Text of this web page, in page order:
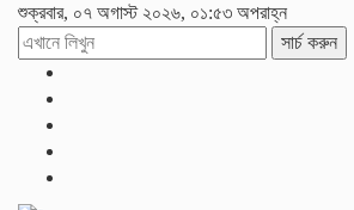
শুক্রবার, ০৭ অগাস্ট ২০২৬, ০১:৫৩ অপরাহ্ন
সার্চ করুন